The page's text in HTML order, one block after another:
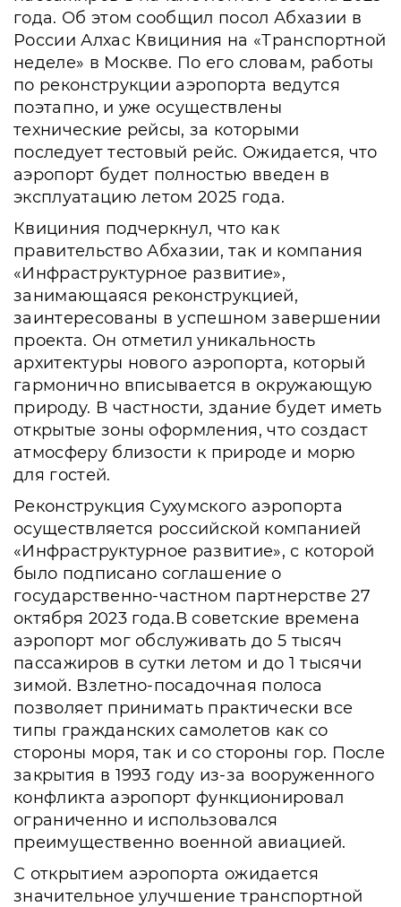
года. Об этом сообщил посол Абхазии в
России Алхас Квициния на «Транспортной
неделе» в Москве. По его словам, работы
по реконструкции аэропорта ведутся
поэтапно, и уже осуществлены
технические рейсы, за которыми
последует тестовый рейс. Ожидается, что
аэропорт будет полностью введен в
эксплуатацию летом 2025 года.
Квициния подчеркнул, что как
правительство Абхазии, так и компания
«Инфраструктурное развитие»,
занимающаяся реконструкцией,
заинтересованы в успешном завершении
проекта. Он отметил уникальность
архитектуры нового аэропорта, который
гармонично вписывается в окружающую
природу. В частности, здание будет иметь
открытые зоны оформления, что создаст
атмосферу близости к природе и морю
для гостей.
Реконструкция Сухумского аэропорта
осуществляется российской компанией
«Инфраструктурное развитие», с которой
было подписано соглашение о
государственно-частном партнерстве 27
октября 2023 года.В советские времена
аэропорт мог обслуживать до 5 тысяч
пассажиров в сутки летом и до 1 тысячи
зимой. Взлетно-посадочная полоса
позволяет принимать практически все
типы гражданских самолетов как со
стороны моря, так и со стороны гор. После
закрытия в 1993 году из-за вооруженного
конфликта аэропорт функционировал
ограниченно и использовался
преимущественно военной авиацией.
С открытием аэропорта ожидается
значительное улучшение транспортной